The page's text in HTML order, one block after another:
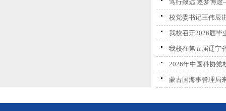
笃行致远 逐梦博
校党委书记王伟辰
我校召开2026届毕
我校在第五届辽宁
2026年中国科协党
蒙古国海事管理局